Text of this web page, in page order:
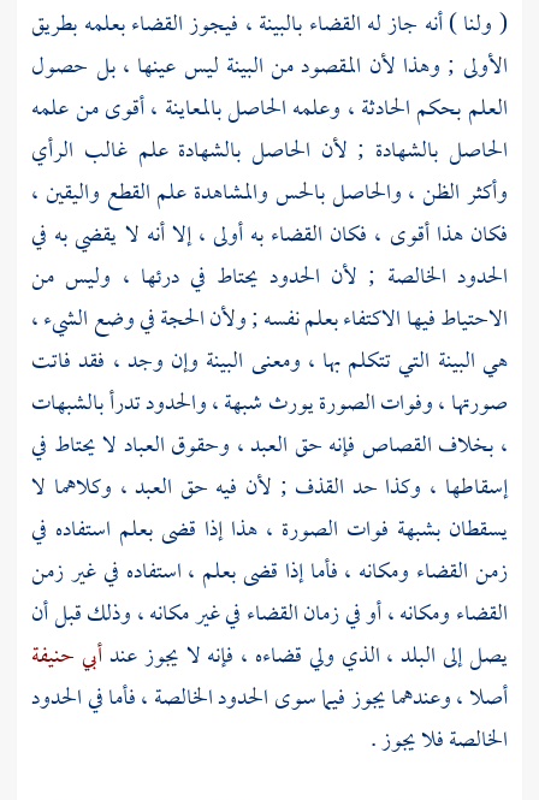
( ولنا ) أنه جاز له القضاء بالبينة ، فيجوز القضاء بعلمه بطريق
الأولى ; وهذا لأن المقصود من البينة ليس عينها ، بل حصول
العلم بحكم الحادثة ، وعلمه الحاصل بالمعاينة ، أقوى من علمه
الحاصل بالشهادة ; لأن الحاصل بالشهادة علم غالب الرأي
وأكثر الظن ، والحاصل بالحس والمشاهدة علم القطع واليقين ،
فكان هذا أقوى ، فكان القضاء به أولى ، إلا أنه لا يقضي به في
الحدود الخالصة ; لأن الحدود يحتاط في درئها ، وليس من
الاحتياط فيها الاكتفاء بعلم نفسه ; ولأن الحجة في وضع الشيء ،
هي البينة التي تتكلم بها ، ومعنى البينة وإن وجد ، فقد فاتت
صورتها ، وفوات الصورة يورث شبهة ، والحدود تدرأ بالشبهات
، بخلاف القصاص فإنه حق العبد ، وحقوق العباد لا يحتاط في
إسقاطها ، وكذا حد القذف ; لأن فيه حق العبد ، وكلاهما لا
يسقطان بشبهة فوات الصورة ، هذا إذا قضى بعلم استفاده في
زمن القضاء ومكانه ، فأما إذا قضى بعلم ، استفاده في غير زمن
القضاء ومكانه ، أو في زمان القضاء في غير مكانه ، وذلك قبل أن
يصل إلى البلد ، الذي ولي قضاءه ، فإنه لا يجوز عندأبي حنيفة
أصلا ، وعندهما يجوز فيما سوى الحدود الخالصة ، فأما في الحدود
الخالصة فلا يجوز .